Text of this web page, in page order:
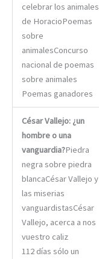
celebrar los animales
de HoracioPoemas
sobre
animalesConcurso
nacional de poemas
sobre animales
Poemas ganadores
César Vallejo: ¿un
hombre o una
vanguardia?Piedra
negra sobre piedra
blancaCésar Vallejo y
las miserias
vanguardistasCésar
Vallejo, acerca a nos
vuestro caliz
112 días sólo un